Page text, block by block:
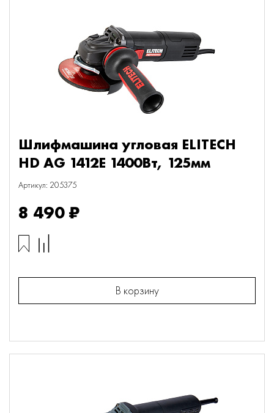
Шлифмашина угловая ELITECH
HD AG 1412E 1400Вт, 125мм
Артикул: 205375
8 490 ₽
В корзину